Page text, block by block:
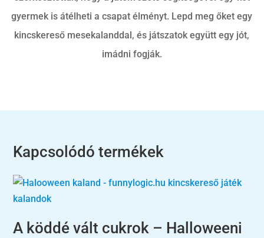
gyermek is átélheti a csapat élményt. Lepd meg őket egy
kincskereső mesekalanddal, és játszatok együtt egy jót,
imádni fogják.
Kapcsolódó termékek
A köddé vált cukrok – Halloweeni